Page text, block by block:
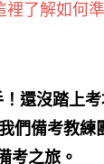
了解如何
還沒踏上
們備考教練
考之旅。